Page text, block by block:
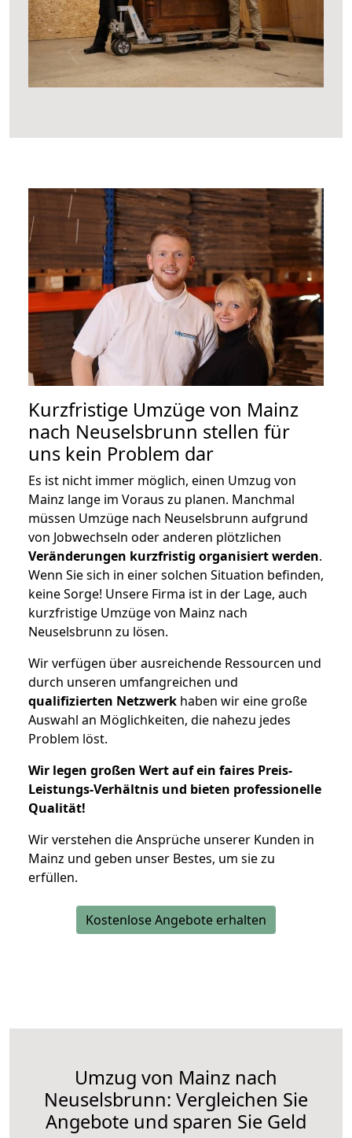
Kurzfristige Umzüge von Mainz
nach Neuselsbrunn stellen für
uns kein Problem dar
Es ist nicht immer möglich, einen Umzug von
Mainz lange im Voraus zu planen. Manchmal
müssen Umzüge nach Neuselsbrunn aufgrund
von Jobwechseln oder anderen plötzlichen
Veränderungen kurzfristig organisiert werden.
Wenn Sie sich in einer solchen Situation befinden,
keine Sorge! Unsere Firma ist in der Lage, auch
kurzfristige Umzüge von Mainz nach
Neuselsbrunn zu lösen.
Wir verfügen über ausreichende Ressourcen und
durch unseren umfangreichen und
qualifizierten Netzwerk haben wir eine große
Auswahl an Möglichkeiten, die nahezu jedes
Problem löst.
Wir legen großen Wert auf ein faires Preis-
Leistungs-Verhältnis und bieten professionelle
Qualität!
Wir verstehen die Ansprüche unserer Kunden in
Mainz und geben unser Bestes, um sie zu
erfüllen.
Kostenlose Angebote erhalten
Umzug von Mainz nach
Neuselsbrunn: Vergleichen Sie
Angebote und sparen Sie Geld